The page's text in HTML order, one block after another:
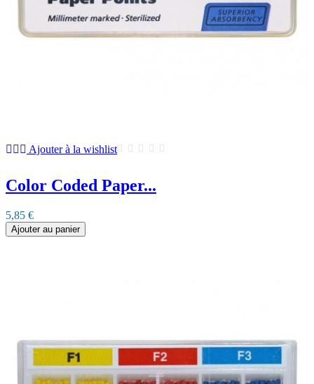
Ajouter à la wishlist
Color Coded Paper...
5,85 €
Ajouter au panier